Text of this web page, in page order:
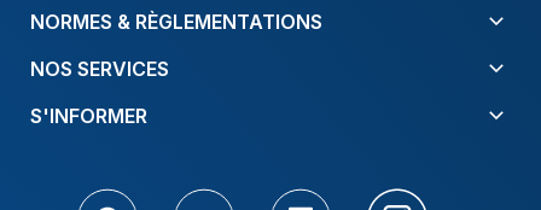
NORMES & RÈGLEMENTATIONS
NOS SERVICES
S'INFORMER